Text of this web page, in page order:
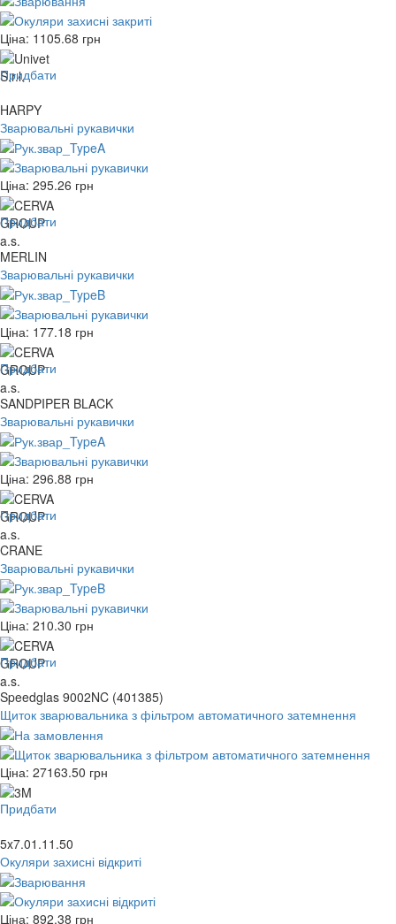
Ціна: 1105.68 грн
Придбати
HARPY
Зварювальні рукавички
Ціна: 295.26 грн
Придбати
MERLIN
Зварювальні рукавички
Ціна: 177.18 грн
Придбати
SANDPIPER BLACK
Зварювальні рукавички
Ціна: 296.88 грн
Придбати
CRANE
Зварювальні рукавички
Ціна: 210.30 грн
Придбати
Speedglas 9002NC (401385)
Щиток зварювальника з фільтром автоматичного затемнення
Ціна: 27163.50 грн
Придбати
5x7.01.11.50
Окуляри захисні відкриті
Ціна: 892.38 грн